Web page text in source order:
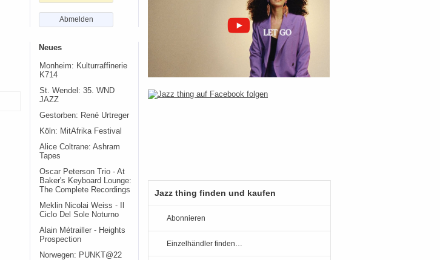
Abmelden
Neues
Monheim: Kulturraffinerie
K714
St. Wendel: 35. WND
JAZZ
Gestorben: René Urtreger
Köln: MitAfrika Festival
Alice Coltrane: Ashram
Tapes
Oscar Peterson Trio - At
Baker's Keyboard Lounge:
The Complete Recordings
Meklin Nicolai Weiss - Il
Ciclo Del Sole Noturno
Alain Métrailler - Heights
Prospection
Norwegen: PUNKT@22
Jazz thing finden und kaufen
Abonnieren
Einzelhändler finden…